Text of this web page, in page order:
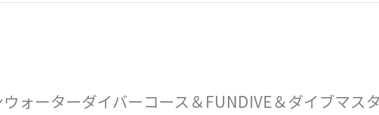
ウォーターダイバーコース＆FUNDIVE＆ダイブマス